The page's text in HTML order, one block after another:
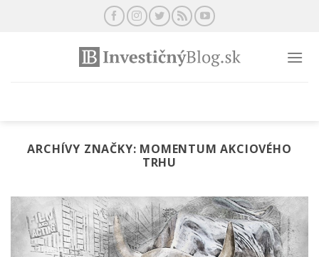
ARCHÍVY ZNAČKY: MOMENTUM AKCIOVÉHO
TRHU